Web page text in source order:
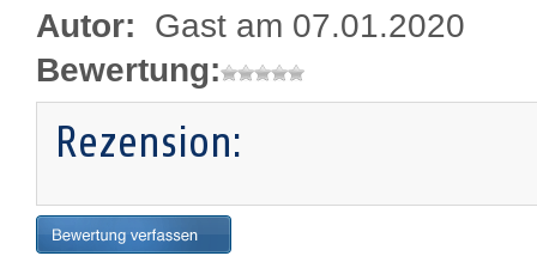
Autor: Gast am 07.01.2020
Bewertung:
Rezension: